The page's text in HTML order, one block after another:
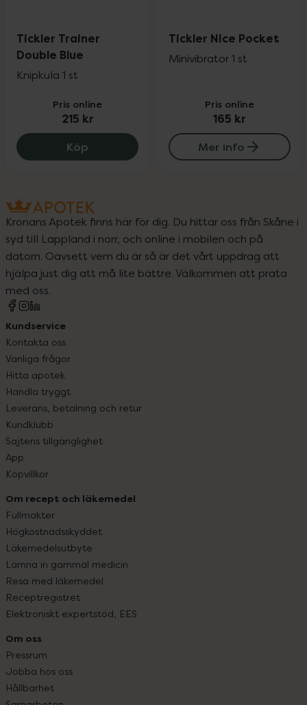
Tickler Trainer
Double Blue
Knipkula 1 st
Pris online
215 kr
Köp Tickler Trainer Double Blue, 215 kr.
Tickler Nice Pocket
Minivibrator 1 st
Pris online
165 kr
Mer info
Kronans Apotek finns här för dig. Du hittar oss från Skåne i
syd till Lappland i norr, och online i mobilen och på
datorn. Oavsett vem du är så är det vårt uppdrag att
hjälpa just dig att må lite bättre. Välkommen att prata
med oss.
Kundservice
Kontakta oss
Vanliga frågor
Hitta apotek
Handla tryggt
Leverans, betalning och retur
Kundklubb
Sajtens tillgänglighet
App
Köpvillkor
Om recept och läkemedel
Fullmakter
Högkostnadsskyddet
Läkemedelsutbyte
Lämna in gammal medicin
Resa med läkemedel
Receptregistret
Elektroniskt expertstöd, EES
Om oss
Pressrum
Jobba hos oss
Hållbarhet